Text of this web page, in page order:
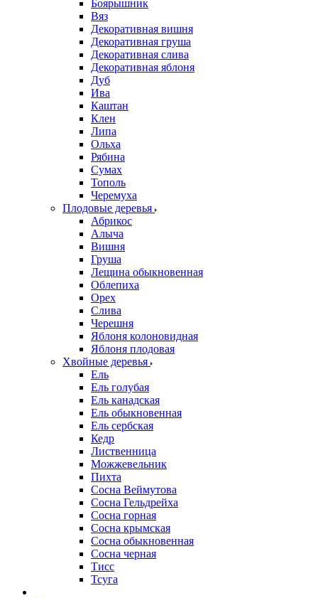
Боярышник
Вяз
Декоративная вишня
Декоративная груша
Декоративная слива
Декоративная яблоня
Дуб
Ива
Каштан
Клен
Липа
Ольха
Рябина
Сумах
Тополь
Черемуха
Плодовые деревья
Абрикос
Алыча
Вишня
Груша
Лещина обыкновенная
Облепиха
Орех
Слива
Черешня
Яблоня колоновидная
Яблоня плодовая
Хвойные деревья
Ель
Ель голубая
Ель канадская
Ель обыкновенная
Ель сербская
Кедр
Лиственница
Можжевельник
Пихта
Сосна Веймутова
Сосна Гельдрейха
Сосна горная
Сосна крымская
Сосна обыкновенная
Сосна черная
Тисс
Тсуга